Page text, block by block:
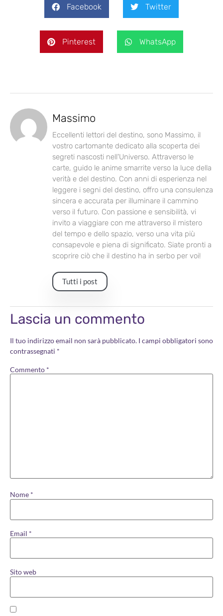
Facebook Twitter
Pinterest WhatsApp
Massimo
Eccellenti lettori del destino, sono Massimo, il
vostro cartomante dedicato alla scoperta dei
segreti nascosti nell'Universo. Attraverso le
carte, guido le anime smarrite verso la luce della
verità e del destino. Con anni di esperienza nel
leggere i segni del destino, offro una consulenza
sincera e accurata per illuminare il cammino
verso il futuro. Con passione e sensibilità, vi
invito a viaggiare con me attraverso il mistero
del tempo e dello spazio, verso una vita più
consapevole e piena di significato. Siate pronti a
scoprire ciò che il destino ha in serbo per voi!
Tutti i post
Lascia un commento
Il tuo indirizzo email non sarà pubblicato. I campi obbligatori sono
contrassegnati *
Commento *
Nome *
Email *
Sito web